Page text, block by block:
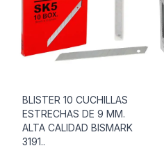
BLISTER 10 CUCHILLAS
ESTRECHAS DE 9 MM.
ALTA CALIDAD BISMARK
3191..